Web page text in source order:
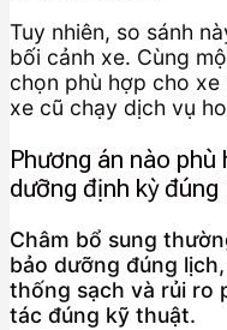
Tuy nhiên, so sánh
bối cảnh xe. Cùng
chọn phù hợp cho
xe cũ chạy dịch vụ
Phương án nào
dưỡng định kỳ đúng
Châm bổ sung
bảo dưỡng đúng
thống sạch và rủi ro
tác đúng kỹ thuật.